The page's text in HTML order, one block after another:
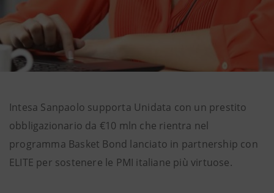
Intesa Sanpaolo supporta Unidata con un prestito
obbligazionario da €10 mln che rientra nel
programma Basket Bond lanciato in partnership con
ELITE per sostenere le PMI italiane più virtuose.